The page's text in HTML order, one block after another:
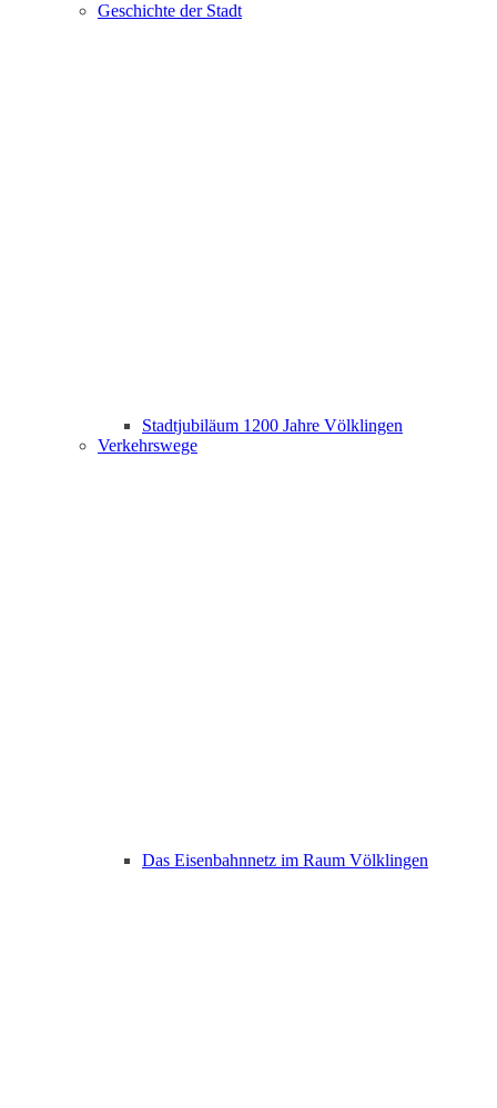
Geschichte der Stadt
Stadtjubiläum 1200 Jahre Völklingen
Verkehrswege
Das Eisenbahnnetz im Raum Völklingen